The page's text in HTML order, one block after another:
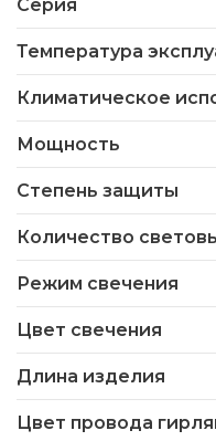
Серия
Температура
Климатическое
Мощность
Степень защиты
Количество
Режим свечения
Цвет свечения
Длина изделия
Цвет провода